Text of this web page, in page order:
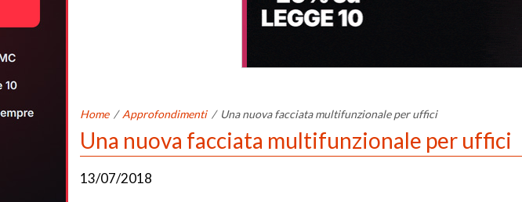
Home / Approfondimenti / Una nuova facciata multifunzionale per uffici
Una nuova facciata multifunzionale per uffici
13/07/2018